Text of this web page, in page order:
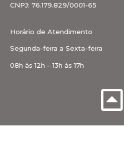
CNPJ: 76.179.829/0001-65
Horário de Atendimento
Segunda-feira a Sexta-feira
08h às 12h – 13h às 17h